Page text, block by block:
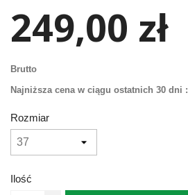
249,00 zł
Brutto
Najniższa cena w ciągu ostatnich 30 dni :
Rozmiar
Ilość